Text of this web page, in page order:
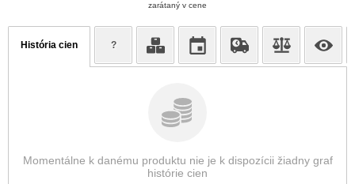
zarátaný v cene
História cien ?
Momentálne k danému produktu nie je k dispozícii žiadny graf
histórie cien